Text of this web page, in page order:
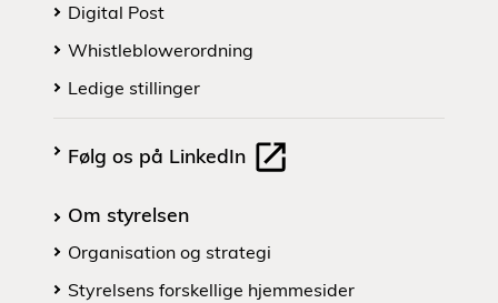
Digital Post
Whistleblowerordning
Ledige stillinger
Følg os på LinkedIn
Om styrelsen
Organisation og strategi
Styrelsens forskellige hjemmesider